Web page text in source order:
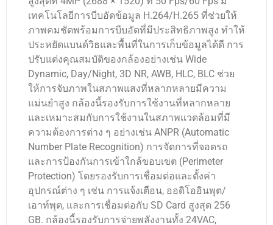
เทคโนโลยีการบีบอัดข้อมูล H.264/H.265 ที่ช่วยให้
ภาพคมชัดพร้อมการบีบอัดที่มีประสิทธิภาพสูง ทำให้
ประหยัดแบนด์วิธและพื้นที่ในการเก็บข้อมูลได้ดี การ
ปรับแต่งคุณสมบัติของกล้องอย่างเช่น Wide
Dynamic, Day/Night, 3D NR, AWB, HLC, BLC ช่วย
ให้การจับภาพในสภาพแสงที่หลากหลายมีความ
แม่นยำสูง กล้องนี้รองรับการใช้งานที่หลากหลาย
และเหมาะสมกับการใช้งานในสภาพแวดล้อมที่มี
ความต้องการต่าง ๆ อย่างเช่น ANPR (Automatic
Number Plate Recognition) การจัดการที่จอดรถ
และการป้องกันการเข้าใกล้ขอบเขต (Perimeter
Protection) โดยรองรับการเชื่อมต่อและตั้งค่า
อุปกรณ์ต่าง ๆ เช่น การแจ้งเตือน, ออดิโออินพุต/
เอาท์พุต, และการเชื่อมต่อกับ SD Card สูงสุด 256
GB. กล้องนี้รองรับการจ่ายพลังงานทั้ง 24VAC,